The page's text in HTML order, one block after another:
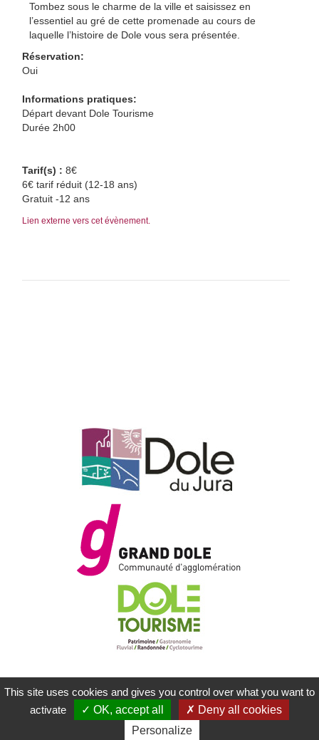
Tombez sous le charme de la ville et saisissez en
l’essentiel au gré de cette promenade au cours de
laquelle l’histoire de Dole vous sera présentée.
Réservation:
Oui
Informations pratiques:
Départ devant Dole Tourisme
Durée 2h00
Tarif(s) : 8€
6€ tarif réduit (12-18 ans)
Gratuit -12 ans
Lien externe vers cet évènement.
MENTIONS LÉGALES
PLAN DU SITE
CONTACTEZ-NOUS
RÉALISATION KOREDGE
This site uses cookies and gives you control over what you want to
activate
OK, accept all
Deny all cookies
Personalize